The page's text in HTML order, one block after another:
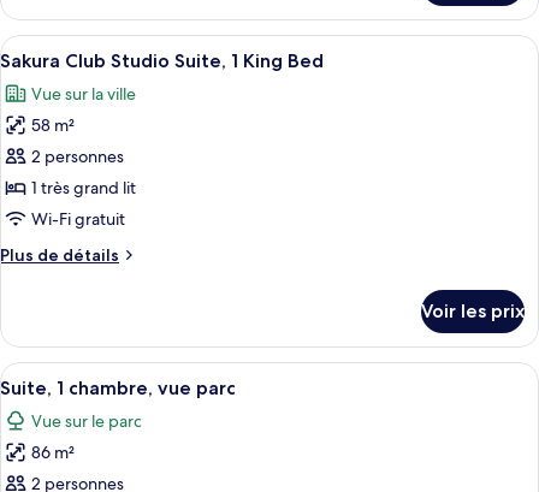
King
Bed,
Corner
le
type
de
Sakura
Club,
King
Bed,
Corner
Afficher
toutes
les
photos
pour
ce
type
chambre :
Studio
Suite,
King
Bed
Une chambre d’hôtel moderne
11
Sakura Club Studio Suite, 1 King Bed
Vue sur la ville
58 m²
2 personnes
1 très grand lit
Wi-Fi gratuit
Plus de détails
Plus
le
type
de
Sakura
Club
Voir les prix
Afficher
toutes
les
photos
pour
Une chambre d’hôtel moderne
8
Suite, 1 chambre, vue parc
Vue sur le parc
86 m²
2 personnes